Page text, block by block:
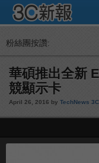
粉絲團按讚:
華碩推出全新
競顯示卡
April 26, 2016 by TechNews 3C